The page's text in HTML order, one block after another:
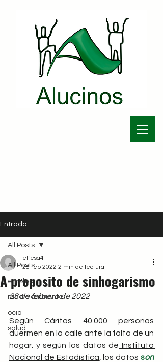
Entrada
All Posts
empleo
medio ambiente
ocio
salud
All Posts
A proposito de sinhogarismo
elfesa4
28 feb 2022 2 min de lectura
28 de febrero de 2022
Según Cáritas 40.000 personas
duermen en la calle ante la falta de un
hogar. y según los datos de Instituto
Nacional de Estadística , los datos son